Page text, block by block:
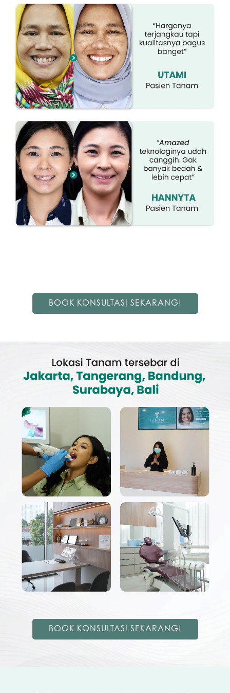
BOOK KONSULTASI SEKARANG!
BOOK KONSULTASI SEKARANG!